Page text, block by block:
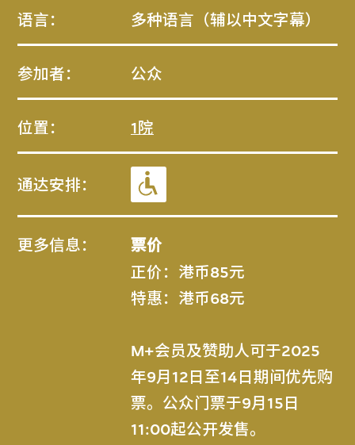
语言： 多种语言（辅以中文字幕）
参加者： 公众
位置： 1院
通达安排：
更多信息： 票价
正价：港币85元
特惠：港币68元
M+会员及赞助人可于2025
年9月12日至14日期间优先购
票。公众门票于9月15日
11:00起公开发售。